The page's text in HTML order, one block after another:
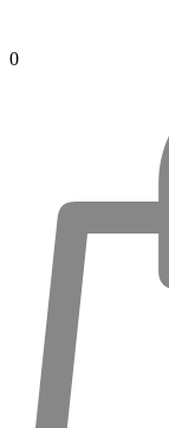
0